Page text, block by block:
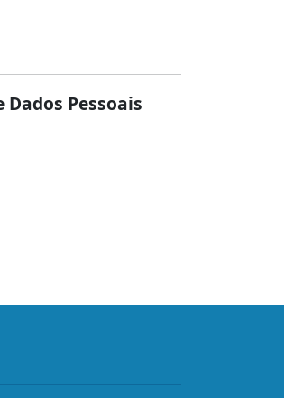
Dados Pessoais